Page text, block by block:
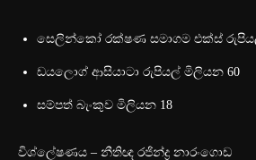
සෙලින්කෝ රක්ෂණ සමාගම එක්ස්
ඩයලොග් ආසියාටා රුපියල් මිලියන 60
සම්පත් බැංකුව මිලියන 18
විශ්ලේෂණය – නීතිඥ රජින්ද්‍ර නාරංගොඩ